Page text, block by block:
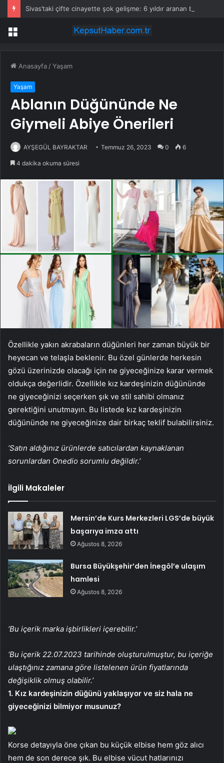
Menü
Anasayfa /Yaşam
Yaşam
Ablanın Düğününde Ne
Giymeli Abiye Önerileri
AYŞEGÜL BAYRAKTAR Temmuz 26, 2023 0 6
4 dakika okuma süresi
Özellikle yakın akrabaların düğünleri her zaman büyük bir
heyecan ve telaşla beklenir. Bu özel günlerde herkesin
gözü üzerinizde olacağı için ne giyeceğinize karar vermek
oldukça değerlidir. Özellikle kız kardeşinizin düğününde
ne giyeceğinizi seçerken şık ve stil sahibi olmanız
gerektiğini unutmayın. Bu listede kız kardeşinizin
düğününde ne giyeceğinize dair birkaç teklif bulabilirsiniz.
‘Satın aldığınız ürünlerde satıcılardan kaynaklanan
sorunlardan Onedio sorumlu değildir.’
İlgili Makaleler
Mersin’de Kurs Merkezleri LGS’de büyük
başarıya imza attı
Ağustos 8, 2026
Bursa Büyükşehir’den İnegöl’e ulaşım
hamlesi
Ağustos 8, 2026
‘Bu içerik marka işbirlikleri içerebilir.’
‘Bu içerik 22.07.2023 tarihinde oluşturulmuştur, bu içeriğe
ulaştığınız zamana göre listelenen ürün fiyatlarında
değişiklik olmuş olabilir.’
1. Kız kardeşinizin düğünü yaklaşıyor ve siz hala ne
giyeceğinizi bilmiyor musunuz?
Korse detayıyla öne çıkan bu küçük elbise hem göz alıcı
hem de son derece şık. Bu elbise vücut hatlarınızı